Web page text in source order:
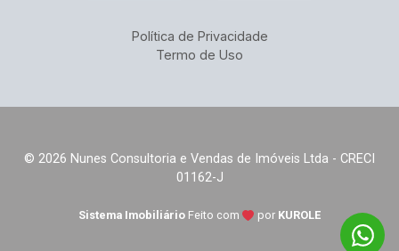
Política de Privacidade
Termo de Uso
© 2026 Nunes Consultoria e Vendas de Imóveis Ltda - CRECI
01162-J
Sistema Imobiliário Feito com por KUROLE